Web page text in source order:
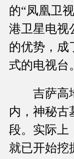
的“凤凰卫
港卫星电视
的优势，成
式的电视台。
吉萨高地
内，神秘古
段。实际上
就已开始挖